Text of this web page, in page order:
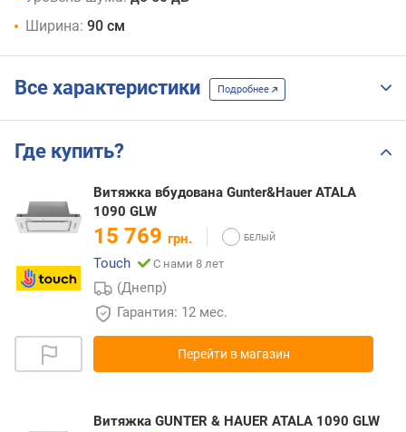
Ширина: 90 см
Все характеристики Подробнее
Где купить?
Витяжка вбудована Gunter&Hauer ATALA
1090 GLW
15 769 грн.
Touch
С нами 8 лет
(Днепр)
Гарантия: 12 мес.
Перейти в магазин
Витяжка GUNTER & HAUER ATALA 1090 GLW